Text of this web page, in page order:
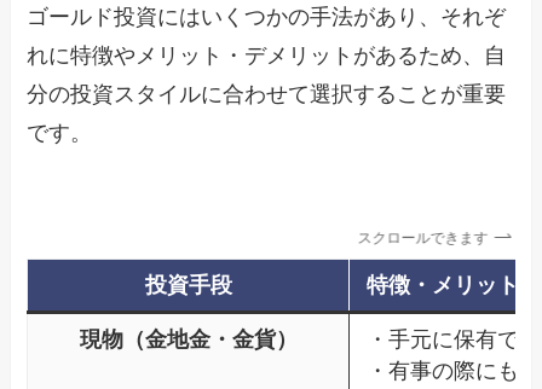
ゴールド投資にはいくつかの手法があり、それぞ
れに特徴やメリット・デメリットがあるため、自
分の投資スタイルに合わせて選択することが重要
です。
スクロールできます
投資手段 特徴・メリット
現物（金地金・金貨）
・手元に保有で
・有事の際にも